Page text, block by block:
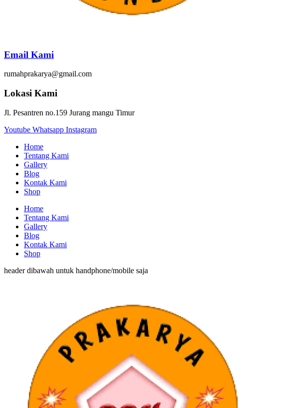
Email Kami
rumahprakarya@gmail.com
Lokasi Kami
Jl. Pesantren no.159 Jurang mangu Timur
Youtube Whatsapp Instagram
Home
Tentang Kami
Gallery
Blog
Kontak Kami
Shop
Home
Tentang Kami
Gallery
Blog
Kontak Kami
Shop
header dibawah untuk handphone/mobile saja